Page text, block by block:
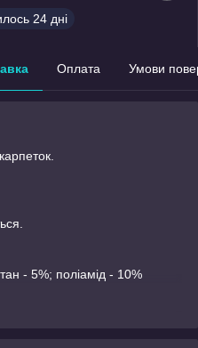
24 дні
Оплата Умови
- 5%; поліамід - 10%